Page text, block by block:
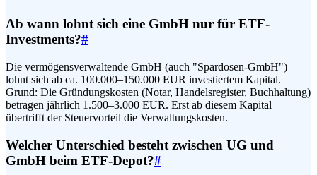
Ab wann lohnt sich eine GmbH nur für ETF-
Investments?#
Die vermögensverwaltende GmbH (auch "Spardosen-GmbH")
lohnt sich ab ca. 100.000–150.000 EUR investiertem Kapital.
Grund: Die Gründungskosten (Notar, Handelsregister, Buchhaltung)
betragen jährlich 1.500–3.000 EUR. Erst ab diesem Kapital
übertrifft der Steuervorteil die Verwaltungskosten.
Welcher Unterschied besteht zwischen UG und
GmbH beim ETF-Depot?#